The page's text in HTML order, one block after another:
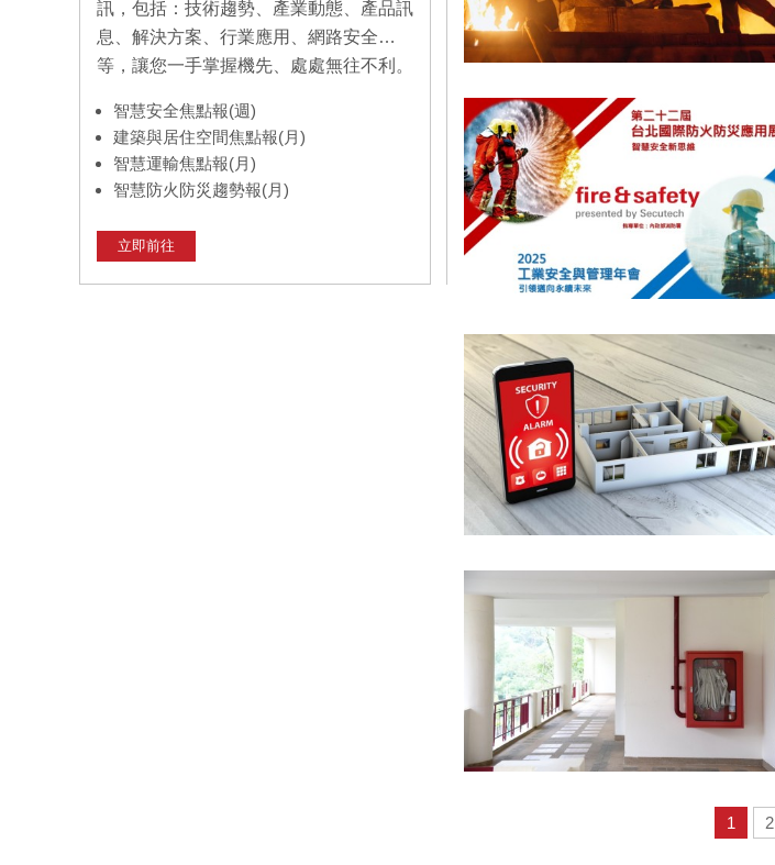
訊，包括：技術趨勢、產業動態、產品訊
息、解決方案、行業應用、網路安全…
等，讓您一手掌握機先、處處無往不利。
智慧安全焦點報(週)
建築與居住空間焦點報(月)
智慧運輸焦點報(月)
智慧防火防災趨勢報(月)
立即前往
1 2